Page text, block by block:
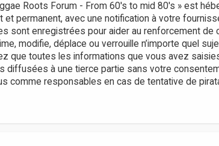
Roots Forum - From 60's to mid 80's » est
permanent, avec une notification à votre
enregistrées pour aider au renforcement de
modifie, déplace ou verrouille n’importe quel
que toutes les informations que vous avez
à une tierce partie sans votre
comme responsables en cas de tentative de